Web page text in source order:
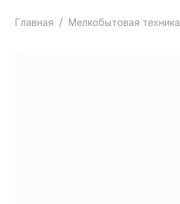
Главная / Мелкобытовая техника